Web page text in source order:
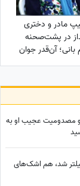
مادر و دختری
در پشت‌صحنه
آن‌قدر جوان
خواهرش است! +
و مصدومیت عجیب او به
کار خودش را کرد؟ هم فوتبال360 فیلتر شد، هم اشک‌های